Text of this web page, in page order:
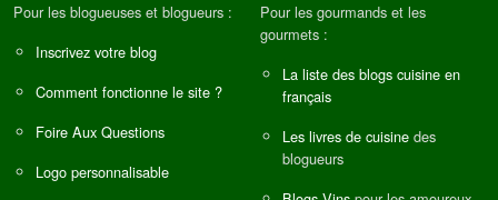
Pour les blogueuses et blogueurs :
Inscrivez votre blog
Comment fonctionne le site ?
Foire Aux Questions
Logo personnalisable
Pour les gourmands et les
gourmets :
La liste des blogs cuisine en
français
Les livres de cuisine des
blogueurs